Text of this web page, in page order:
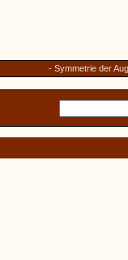
- Symmetrie der